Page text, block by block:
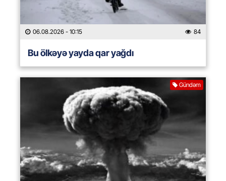
06.08.2026 - 10:15 84
Bu ölkəyə yayda qar yağdı
Gündəm